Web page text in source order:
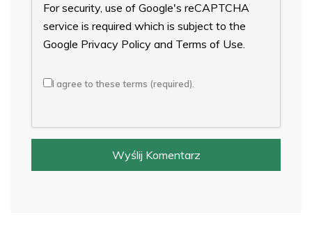
For security, use of Google's reCAPTCHA
service is required which is subject to the
Google Privacy Policy and Terms of Use.
I agree to these terms (required).